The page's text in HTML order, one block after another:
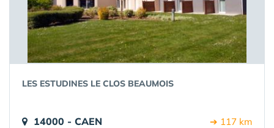
LES ESTUDINES LE CLOS BEAUMOIS
14000 - CAEN ➔ 117 km